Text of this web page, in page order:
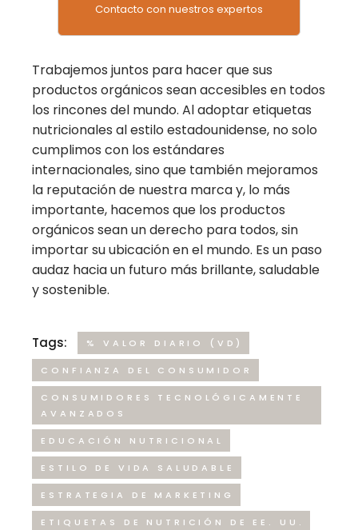
Contacto con nuestros expertos
Trabajemos juntos para hacer que sus
productos orgánicos sean accesibles en todos
los rincones del mundo. Al adoptar etiquetas
nutricionales al estilo estadounidense, no solo
cumplimos con los estándares
internacionales, sino que también mejoramos
la reputación de nuestra marca y, lo más
importante, hacemos que los productos
orgánicos sean un derecho para todos, sin
importar su ubicación en el mundo. Es un paso
audaz hacia un futuro más brillante, saludable
y sostenible.
Tags: % VALOR DIARIO (VD)
CONFIANZA DEL CONSUMIDOR
CONSUMIDORES TECNOLÓGICAMENTE
AVANZADOS
EDUCACIÓN NUTRICIONAL
ESTILO DE VIDA SALUDABLE
ESTRATEGIA DE MARKETING
ETIQUETAS DE NUTRICIÓN DE EE. UU.